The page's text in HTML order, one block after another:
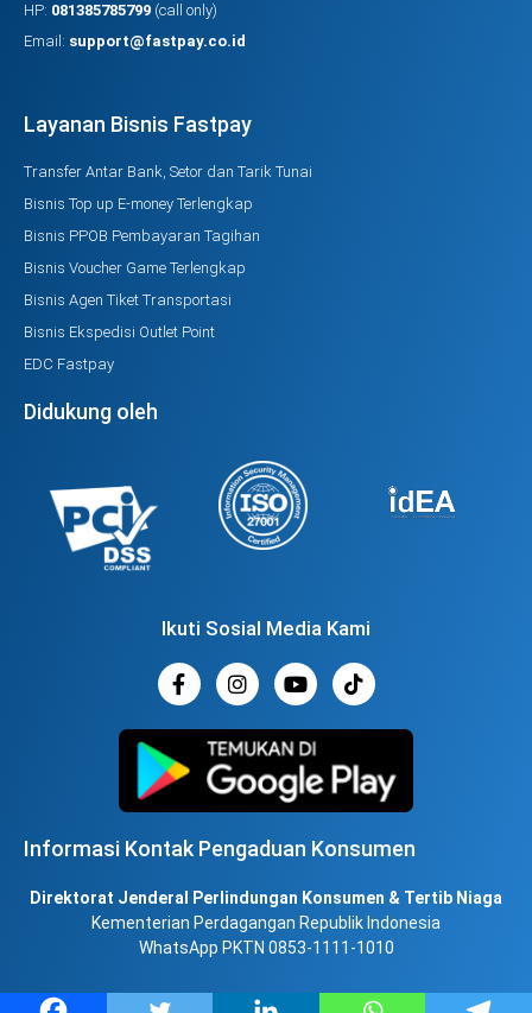
HP: 081385785799 (call only)
Email: support@fastpay.co.id
Layanan Bisnis Fastpay
Transfer Antar Bank, Setor dan Tarik Tunai
Bisnis Top up E-money Terlengkap
Bisnis PPOB Pembayaran Tagihan
Bisnis Voucher Game Terlengkap
Bisnis Agen Tiket Transportasi
Bisnis Ekspedisi Outlet Point
EDC Fastpay
Didukung oleh
Ikuti Sosial Media Kami
Informasi Kontak Pengaduan Konsumen
Direktorat Jenderal Perlindungan Konsumen & Tertib Niaga
Kementerian Perdagangan Republik Indonesia
WhatsApp PKTN 0853-1111-1010